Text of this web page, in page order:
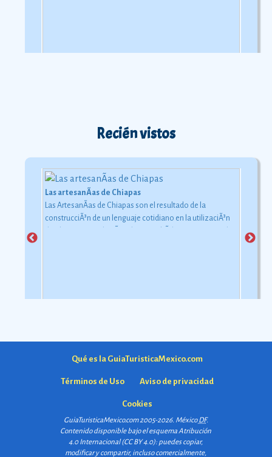
Recién vistos
Las artesanÃ­as de Chiapas
Las ArtesanÃ­as de Chiapas son el resultado de la
construcciÃ³n de un lenguaje cotidiano en la utilizaciÃ³n
Qué es la GuiaTuristicaMexico.com
Términos de Uso Aviso de privacidad
Cookies
GuiaTuristicaMexico.com 2005-2026. MéxicoDF.
Contenido disponible bajo el esquemaAtribución
4.0 Internacional (CC BY 4.0): puedes copiar,
modificar y compartir, incluso comercialmente,